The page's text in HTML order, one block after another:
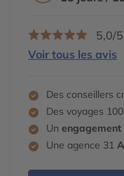
5,0/5
Voir tous les avis
Des conseillers
Des voyages
Un engagement
Une agence 31